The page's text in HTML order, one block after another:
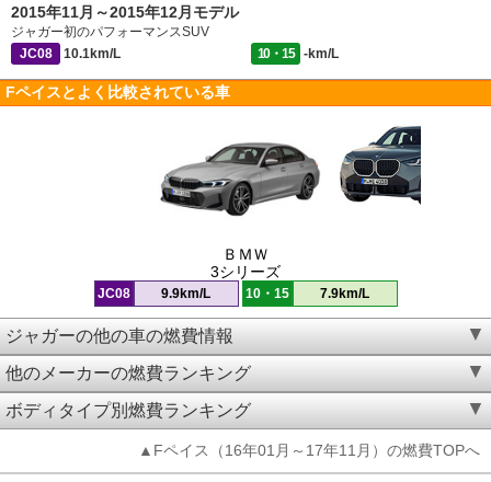
2015年11月～2015年12月モデル
ジャガー初のパフォーマンスSUV
JC08
10.1km/L 10・15 -km/L
Fペイスとよく比較されている車
ＢＭＷ
3シリーズ
JC08 9.9km/L 10・15 7.9km/L
ジャガーの他の車の燃費情報
他のメーカーの燃費ランキング
ボディタイプ別燃費ランキング
▲Fペイス（16年01月～17年11月）の燃費TOPへ